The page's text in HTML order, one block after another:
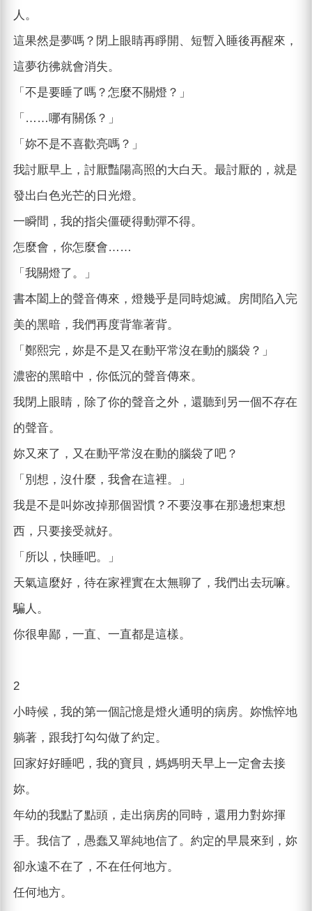
人。
這果然是夢嗎？閉上眼睛再睜開、短暫入睡後再醒來，
這夢彷彿就會消失。
「不是要睡了嗎？怎麼不關燈？」
「……哪有關係？」
「妳不是不喜歡亮嗎？」
我討厭早上，討厭豔陽高照的大白天。最討厭的，就是
發出白色光芒的日光燈。
一瞬間，我的指尖僵硬得動彈不得。
怎麼會，你怎麼會……
「我關燈了。」
書本闔上的聲音傳來，燈幾乎是同時熄滅。房間陷入完
美的黑暗，我們再度背靠著背。
「鄭熙完，妳是不是又在動平常沒在動的腦袋？」
濃密的黑暗中，你低沉的聲音傳來。
我閉上眼睛，除了你的聲音之外，還聽到另一個不存在
的聲音。
妳又來了，又在動平常沒在動的腦袋了吧？
「別想，沒什麼，我會在這裡。」
我是不是叫妳改掉那個習慣？不要沒事在那邊想東想
西，只要接受就好。
「所以，快睡吧。」
天氣這麼好，待在家裡實在太無聊了，我們出去玩嘛。
騙人。
你很卑鄙，一直、一直都是這樣。
2
小時候，我的第一個記憶是燈火通明的病房。妳憔悴地
躺著，跟我打勾勾做了約定。
回家好好睡吧，我的寶貝，媽媽明天早上一定會去接
妳。
年幼的我點了點頭，走出病房的同時，還用力對妳揮
手。我信了，愚蠢又單純地信了。約定的早晨來到，妳
卻永遠不在了，不在任何地方。
任何地方。